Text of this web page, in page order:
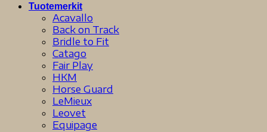
Tuotemerkit
Acavallo
Back on Track
Bridle to Fit
Catago
Fair Play
HKM
Horse Guard
LeMieux
Leovet
Equipage